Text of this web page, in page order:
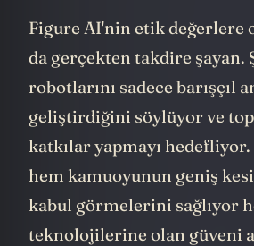
Figure AI'nin etik değerlere
da gerçekten takdire şayan.
robotlarını sadece barışçıl
geliştirdiğini söylüyor ve
katkılar yapmayı hedefliyor.
hem kamuoyunun geniş
kabul görmelerini sağlıyor